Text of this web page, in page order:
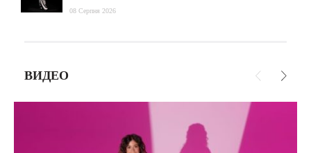
08 Серпня 2026
ВИДЕО